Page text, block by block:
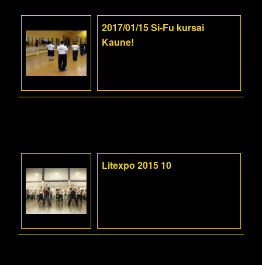
2017/01/15 Si-Fu kursai
Kaune!
Litexpo 2015 10